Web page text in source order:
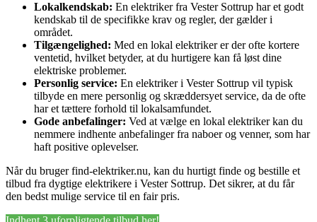
Lokalkendskab: En elektriker fra Vester Sottrup har et godt
kendskab til de specifikke krav og regler, der gælder i
området.
Tilgængelighed: Med en lokal elektriker er der ofte kortere
ventetid, hvilket betyder, at du hurtigere kan få løst dine
elektriske problemer.
Personlig service: En elektriker i Vester Sottrup vil typisk
tilbyde en mere personlig og skræddersyet service, da de ofte
har et tættere forhold til lokalsamfundet.
Gode anbefalinger: Ved at vælge en lokal elektriker kan du
nemmere indhente anbefalinger fra naboer og venner, som har
haft positive oplevelser.
Når du bruger find-elektriker.nu, kan du hurtigt finde og bestille et
tilbud fra dygtige elektrikere i Vester Sottrup. Det sikrer, at du får
den bedst mulige service til en fair pris.